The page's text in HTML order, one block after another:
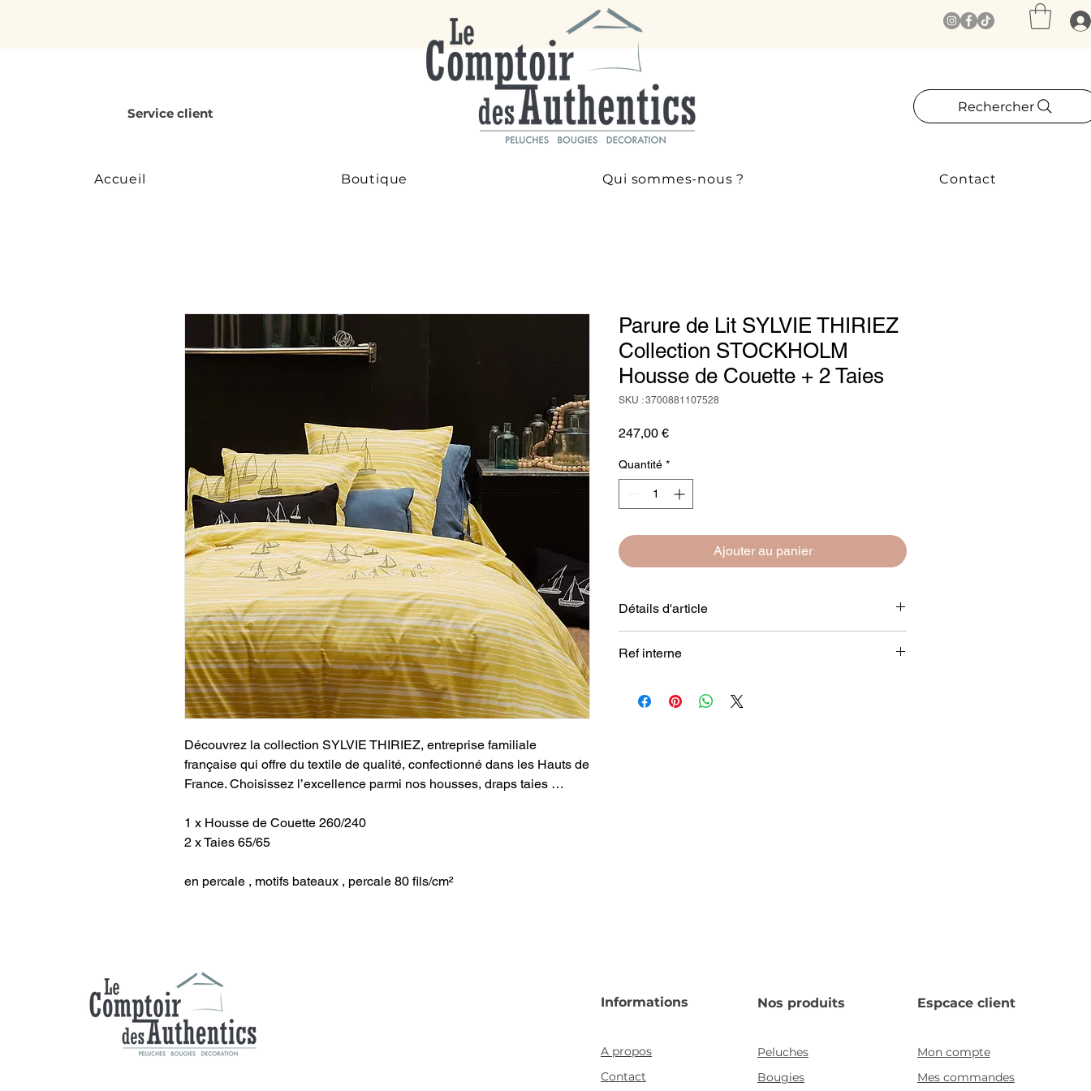
Service client Rechercher
Accueil Boutique Qui sommes-nous ? Contact
Découvrez la collection SYLVIE THIRIEZ, entreprise familiale
française qui offre du textile de qualité, confectionné dans les Hauts de
France. Choisissez l’excellence parmi nos housses, draps taies …
1 x Housse de Couette 260/240
2 x Taies 65/65
en percale , motifs bateaux , percale 80 fils/cm²
Parure de Lit SYLVIE THIRIEZ
Collection STOCKHOLM
Housse de Couette + 2 Taies
SKU : 3700881107528
247,00 €Prix
Quantité *
Ajouter au panier
Détails d'article
Coloris et motifs
Finitions
: forme bouteille
Ref interne
Informations
A propos
Contact
Nos produits
Peluches
Bougies
Espcace client
Mon compte
Mes commandes